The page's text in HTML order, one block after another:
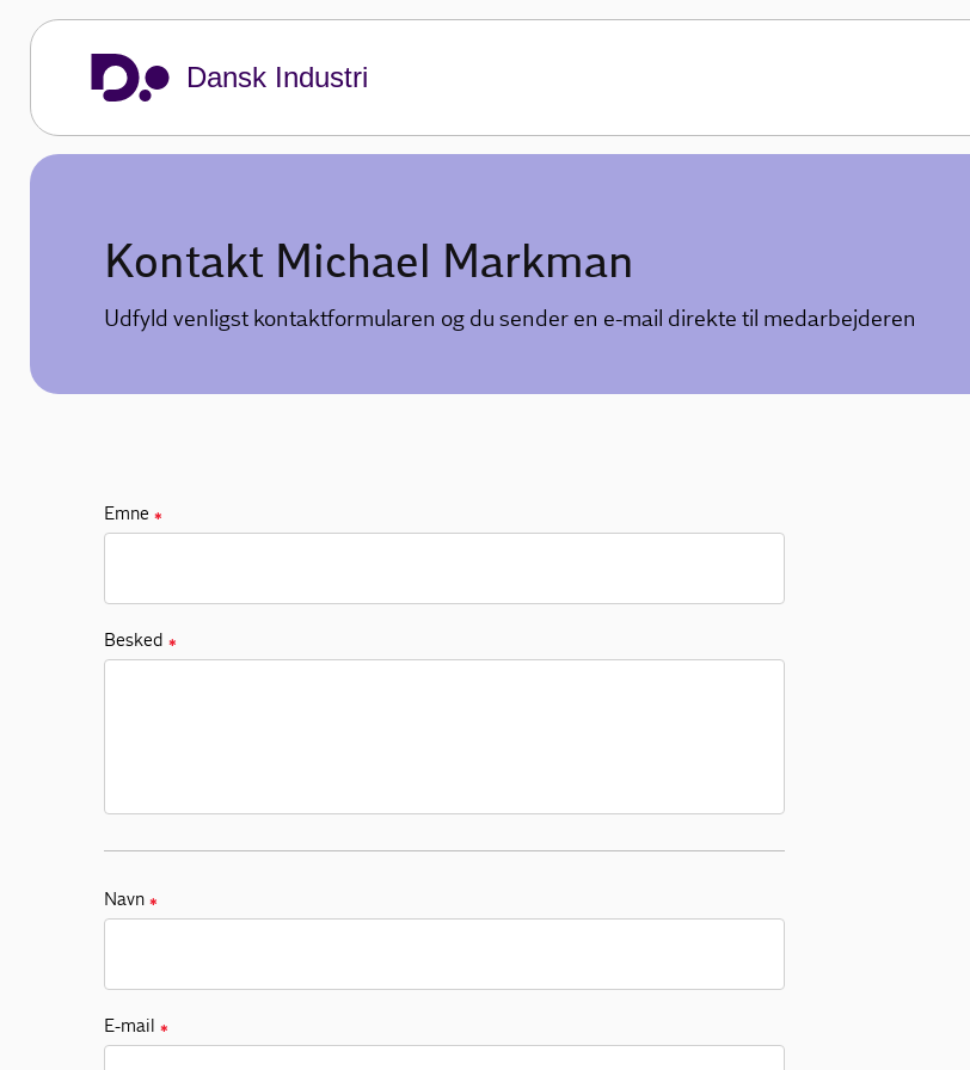
Dansk Industri
Kontakt Michael Markman
Udfyld venligst kontaktformularen og du sender en e-mail direkte til medarbejderen
Emne ✱
Besked ✱
Navn ✱
E-mail ✱